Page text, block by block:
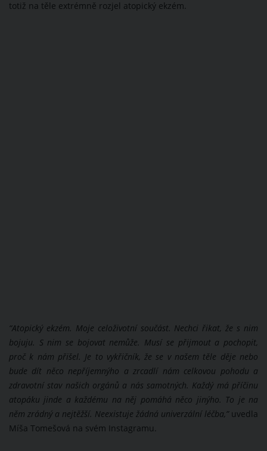
totiž na těle extrémně rozjel atopický ekzém.
“Atopický ekzém. Moje celoživotní součást. Nechci řikat, že s nim
bojuju. S nim se bojovat nemůže. Musí se přijmout a pochopit,
proč k nám přišel. Je to vykřičník, že se v našem těle děje nebo
bude dít něco nepříjemnýho a zrcadlí nám celkovou pohodu a
zdravotní stav našich orgánů a nás samotných. Každý má příčinu
atopáku jinde a každému na něj pomáhá něco jinýho. To je na
něm zrádný a nejtěžší. Neexistuje žádná univerzální léčba,”uvedla
Míša Tomešová na svém Instagramu.